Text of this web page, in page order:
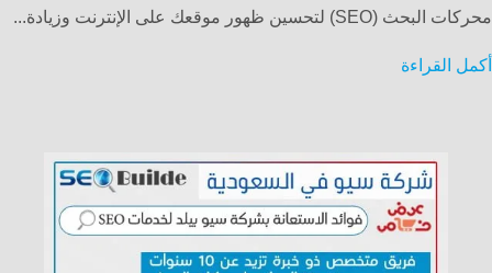
محركات البحث (SEO) لتحسين ظهور موقعك على الإنترنت وزيادة...
أكمل القراءة